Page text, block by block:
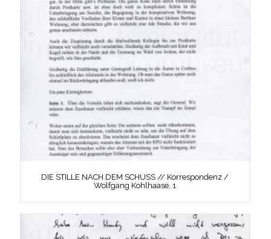
DIE STILLE NACH DEM SCHUSS // Korrespondenz /
Wolfgang Kohlhaase, 1